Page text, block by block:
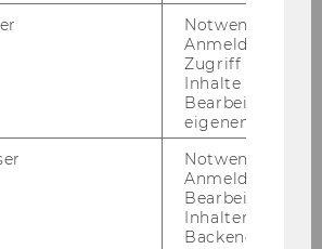
für Studierende
Notwendig für
Anmeldung und
Zugriff auf
Inhalte oder zur
Bearbeitung des
eigenen Profils.
Notwendig für
Anmeldung und
Bearbeitung von
Inhalten im
Backend.